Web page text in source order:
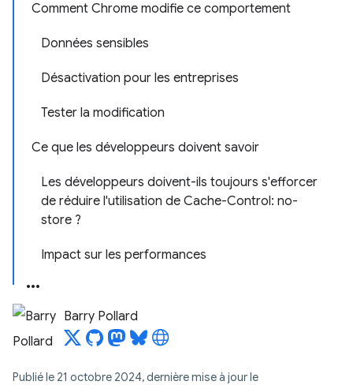
Comment Chrome modifie ce comportement
Données sensibles
Désactivation pour les entreprises
Tester la modification
Ce que les développeurs doivent savoir
Les développeurs doivent-ils toujours s'efforcer
de réduire l'utilisation de Cache-Control: no-
store ?
Impact sur les performances
Barry Pollard
Publié le 21 octobre 2024, dernière mise à jour le